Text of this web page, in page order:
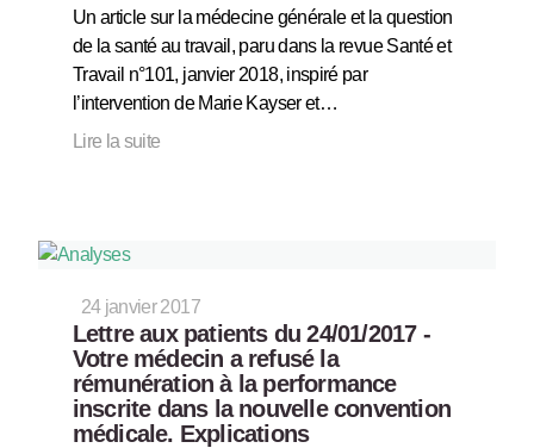
Un article sur la médecine générale et la question
de la santé au travail, paru dans la revue Santé et
Travail n°101, janvier 2018, inspiré par
l’intervention de Marie Kayser et…
Lire la suite
24 janvier 2017
Lettre aux patients du 24/01/2017 -
Votre médecin a refusé la
rémunération à la performance
inscrite dans la nouvelle convention
médicale. Explications